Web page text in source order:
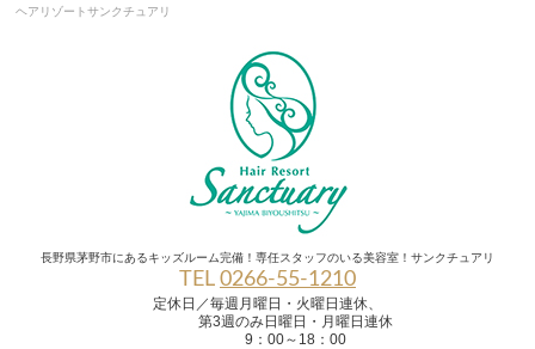
ヘアリゾートサンクチュアリ
長野県茅野市にあるキッズルーム完備！専任スタッフのいる美容室！サンクチュアリ
TEL 0266-55-1210
定休日／毎週月曜日・火曜日連休、
第3週のみ日曜日・月曜日連休
9：00～18：00